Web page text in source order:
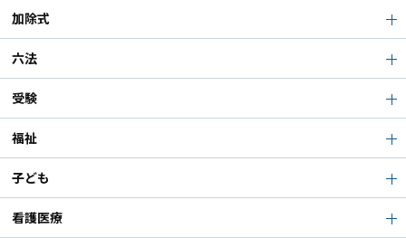
加除式
六法
受験
福祉
子ども
看護医療